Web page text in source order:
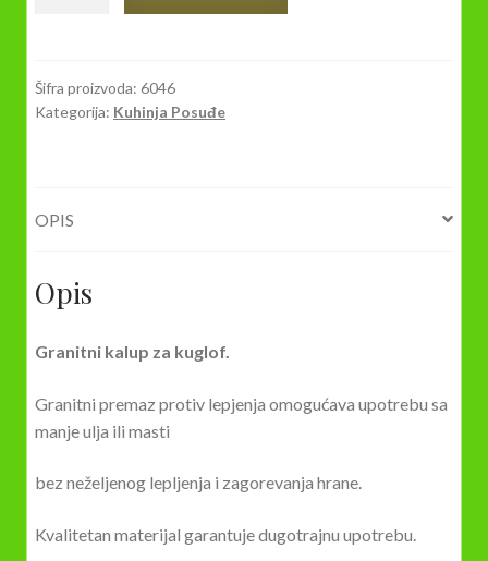
Ø25x10
cm
Šifra proizvoda: 6046
Kategorija: Kuhinja Posuđe
OPIS
Opis
Granitni kalup za kuglof.
Granitni premaz protiv lepjenja omogućava upotrebu sa
manje ulja ili masti
bez neželjenog lepljenja i zagorevanja hrane.
Kvalitetan materijal garantuje dugotrajnu upotrebu.